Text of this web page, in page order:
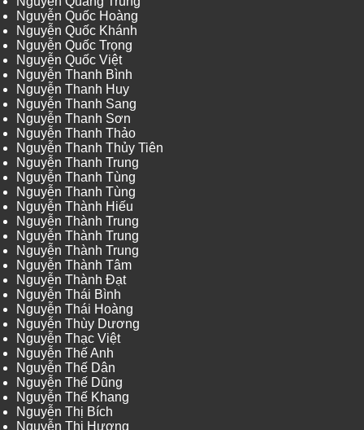
Nguyễn Quốc Hoàng
Nguyễn Quốc Khánh
Nguyễn Quốc Trọng
Nguyễn Quốc Việt
Nguyễn Thanh Bình
Nguyễn Thanh Huy
Nguyễn Thanh Sang
Nguyễn Thanh Sơn
Nguyễn Thanh Thảo
Nguyễn Thanh Thủy Tiên
Nguyễn Thanh Trung
Nguyễn Thanh Tùng
Nguyễn Thanh Tùng
Nguyễn Thành Hiếu
Nguyễn Thành Trung
Nguyễn Thành Trung
Nguyễn Thành Trung
Nguyễn Thành Tâm
Nguyễn Thành Đạt
Nguyễn Thái Bình
Nguyễn Thái Hoàng
Nguyễn Thùy Dương
Nguyễn Thạc Việt
Nguyễn Thế Anh
Nguyễn Thế Dân
Nguyễn Thế Dũng
Nguyễn Thế Khang
Nguyễn Thị Bích
Nguyễn Thị Hương